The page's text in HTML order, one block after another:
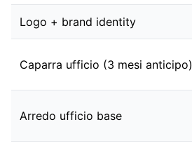
Logo + brand identity
Caparra ufficio (3 mesi anticipo)
Arredo ufficio base